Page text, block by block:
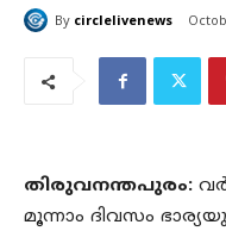
By circlelivenews
തിരുവനന്തപുരം:
മൂന്നാം ദിവസം